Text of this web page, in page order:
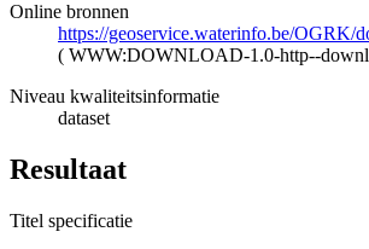
Online bronnen
https://geoservice.waterinfo.be/
( WWW:DOWNLOAD-1.0-http--
Niveau kwaliteitsinformatie
dataset
Resultaat
Titel specificatie